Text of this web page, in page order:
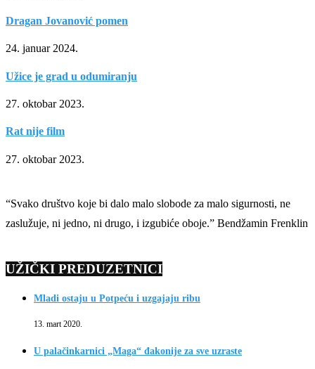
Dragan Jovanović pomen
24. januar 2024.
Užice je grad u odumiranju
27. oktobar 2023.
Rat nije film
27. oktobar 2023.
“Svako društvo koje bi dalo malo slobode za malo sigurnosti, ne
zaslužuje, ni jedno, ni drugo, i izgubiće oboje.” Bendžamin Frenklin
UŽIČKI PREDUZETNICI
Mladi ostaju u Potpeću i uzgajaju ribu
13. mart 2020.
U palačinkarnici „Maga“ đakonije za sve uzraste